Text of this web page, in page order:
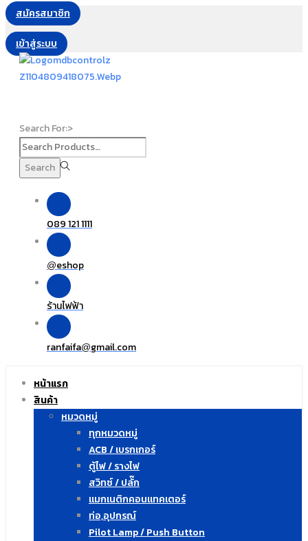
สมัครสมาชิก
เข้าสู่ระบบ
Search For:>
Search
089 121 1111
@eshop
ร้านไฟฟ้า
ranfaifa@gmail.com
หน้าแรก
สินค้า
หมวดหมู่
ทุกหมวดหมู่
ACB / เบรกเกอร์
ตู้ไฟ / รางไฟ
สวิทซ์ / ปลั๊ก
แมกเนติกคอนแทคเตอร์
ท่อ,อุปกรณ์
Pilot Lamp / Push Button